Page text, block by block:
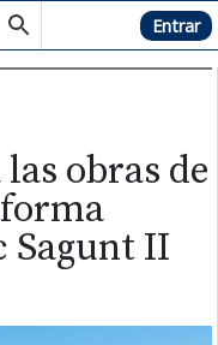
Hemeroteca Entrar
obras de
Sagunt II